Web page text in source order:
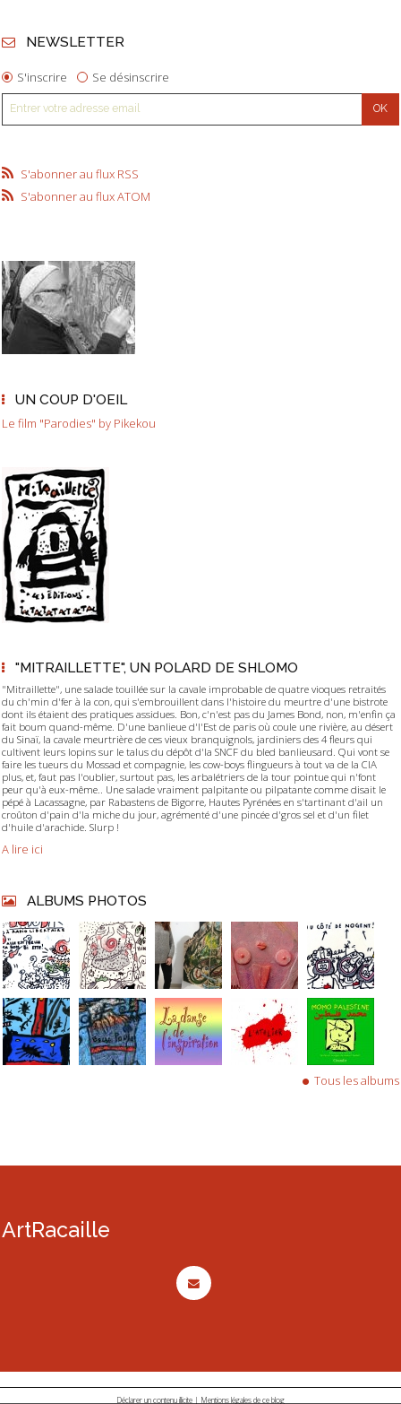
NEWSLETTER
S'inscrire Se désinscrire
S'abonner au flux RSS
S'abonner au flux ATOM
UN COUP D'OEIL
Le film "Parodies" by Pikekou
"MITRAILLETTE", UN POLARD DE SHLOMO
"Mitraillette", une salade touillée sur la cavale improbable de quatre vioques retraités
du ch'min d'fer à la con, qui s'embrouillent dans l'histoire du meurtre d'une bistrote
dont ils étaient des pratiques assidues. Bon, c'n'est pas du James Bond, non, m'enfin ça
fait boum quand-même. D'une banlieue d'l'Est de paris où coule une rivière, au désert
du Sinaï, la cavale meurtrière de ces vieux branquignols, jardiniers des 4 fleurs qui
cultivent leurs lopins sur le talus du dépôt d'la SNCF du bled banlieusard. Qui vont se
faire les tueurs du Mossad et compagnie, les cow-boys flingueurs à tout va de la CIA
plus, et, faut pas l'oublier, surtout pas, les arbalétriers de la tour pointue qui n'font
peur qu'à eux-même.. Une salade vraiment palpitante ou pilpatante comme disait le
pépé à Lacassagne, par Rabastens de Bigorre, Hautes Pyrénées en s'tartinant d'ail un
croûton d'pain d'la miche du jour, agrémenté d'une pincée d'gros sel et d'un filet
d'huile d'arachide. Slurp !
A lire ici
ALBUMS PHOTOS
Tous les albums
ArtRacaille
Déclarer un contenu illicite | Mentions légales de ce blog